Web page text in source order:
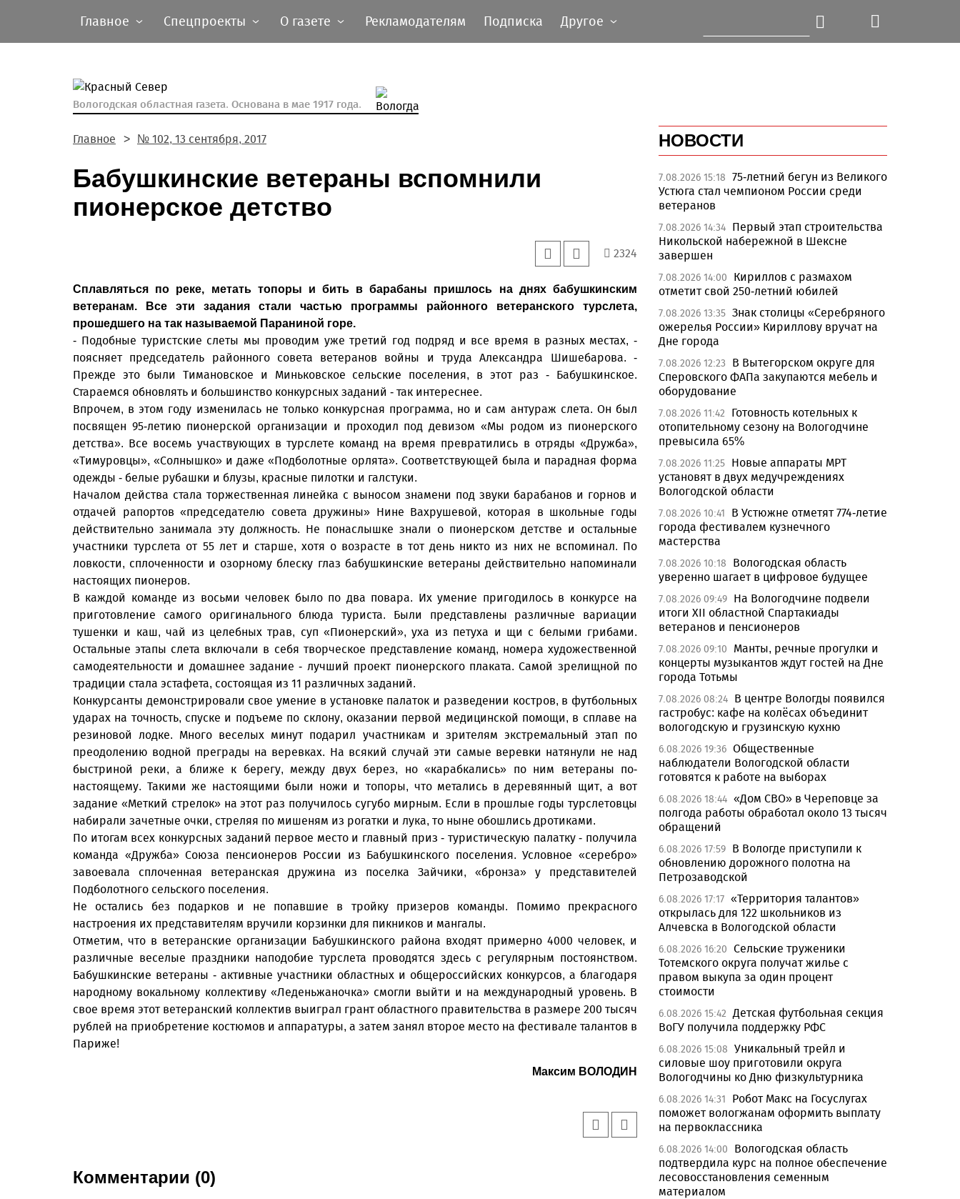
Главное Спецпроекты О газете Рекламодателям Подписка Другое
Вологодская областная газета. Основана в мае 1917 года.
Главное № 102, 13 сентября, 2017
Бабушкинские ветераны вспомнили
пионерское детство
2324
Сплавляться по реке, метать топоры и бить в барабаны пришлось на днях бабушкинским
ветеранам. Все эти задания стали частью программы районного ветеранского турслета,
прошедшего на так называемой Параниной горе.
- Подобные туристские слеты мы проводим уже третий год подряд и все время в разных местах, -
поясняет председатель районного совета ветеранов войны и труда Александра Шишебарова. -
Прежде это были Тимановское и Миньковское сельские поселения, в этот раз - Бабушкинское.
Стараемся обновлять и большинство конкурсных заданий - так интереснее.
Впрочем, в этом году изменилась не только конкурсная программа, но и сам антураж слета. Он был
посвящен 95-летию пионерской организации и проходил под девизом «Мы родом из пионерского
детства». Все восемь участвующих в турслете команд на время превратились в отряды «Дружба»,
«Тимуровцы», «Солнышко» и даже «Подболотные орлята». Соответствующей была и парадная форма
одежды - белые рубашки и блузы, красные пилотки и галстуки.
Началом действа стала торжественная линейка с выносом знамени под звуки барабанов и горнов и
отдачей рапортов «председателю совета дружины» Нине Вахрушевой, которая в школьные годы
действительно занимала эту должность. Не понаслышке знали о пионерском детстве и остальные
участники турслета от 55 лет и старше, хотя о возрасте в тот день никто из них не вспоминал. По
ловкости, сплоченности и озорному блеску глаз бабушкинские ветераны действительно напоминали
настоящих пионеров.
В каждой команде из восьми человек было по два повара. Их умение пригодилось в конкурсе на
приготовление самого оригинального блюда туриста. Были представлены различные вариации
тушенки и каш, чай из целебных трав, суп «Пионерский», уха из петуха и щи с белыми грибами.
Остальные этапы слета включали в себя творческое представление команд, номера художественной
самодеятельности и домашнее задание - лучший проект пионерского плаката. Самой зрелищной по
традиции стала эстафета, состоящая из 11 различных заданий.
Конкурсанты демонстрировали свое умение в установке палаток и разведении костров, в футбольных
ударах на точность, спуске и подъеме по склону, оказании первой медицинской помощи, в сплаве на
резиновой лодке. Много веселых минут подарил участникам и зрителям экстремальный этап по
преодолению водной преграды на веревках. На всякий случай эти самые веревки натянули не над
быстриной реки, а ближе к берегу, между двух берез, но «карабкались» по ним ветераны по-
настоящему. Такими же настоящими были ножи и топоры, что метались в деревянный щит, а вот
задание «Меткий стрелок» на этот раз получилось сугубо мирным. Если в прошлые годы турслетовцы
набирали зачетные очки, стреляя по мишеням из рогатки и лука, то ныне обошлись дротиками.
По итогам всех конкурсных заданий первое место и главный приз - туристическую палатку - получила
команда «Дружба» Союза пенсионеров России из Бабушкинского поселения. Условное «серебро»
завоевала сплоченная ветеранская дружина из поселка Зайчики, «бронза» у представителей
Подболотного сельского поселения.
Не остались без подарков и не попавшие в тройку призеров команды. Помимо прекрасного
настроения их представителям вручили корзинки для пикников и мангалы.
Отметим, что в ветеранские организации Бабушкинского района входят примерно 4000 человек, и
различные веселые праздники наподобие турслета проводятся здесь с регулярным постоянством.
Бабушкинские ветераны - активные участники областных и общероссийских конкурсов, а благодаря
народному вокальному коллективу «Леденьжаночка» смогли выйти и на международный уровень. В
свое время этот ветеранский коллектив выиграл грант областного правительства в размере 200 тысяч
рублей на приобретение костюмов и аппаратуры, а затем занял второе место на фестивале талантов в
Париже!
Максим ВОЛОДИН
Комментарии (0)
НОВОСТИ
7.08.2026 15:18 75-летний бегун из Великого
Устюга стал чемпионом России среди
ветеранов
7.08.2026 14:34 Первый этап строительства
Никольской набережной в Шексне
завершен
7.08.2026 14:00
Кириллов с размахом
отметит свой 250-летний юбилей
7.08.2026 13:35 Знак столицы «Серебряного
ожерелья России» Кириллову вручат на
Дне города
7.08.2026 12:23
В Вытегорском округе для
Сперовского ФАПа закупаются мебель и
оборудование
7.08.2026 11:42
Готовность котельных к
отопительному сезону на Вологодчине
превысила 65%
7.08.2026 11:25 Новые аппараты МРТ
установят в двух медучреждениях
Вологодской области
7.08.2026 10:41
В Устюжне отметят 774-летие
города фестивалем кузнечного
мастерства
7.08.2026 10:18
Вологодская область
уверенно шагает в цифровое будущее
7.08.2026 09:49 На Вологодчине подвели
итоги XII областной Спартакиады
ветеранов и пенсионеров
7.08.2026 09:10
Манты, речные прогулки и
концерты музыкантов ждут гостей на Дне
города Тотьмы
7.08.2026 08:24 В центре Вологды появился
гастробус: кафе на колёсах объединит
вологодскую и грузинскую кухню
6.08.2026 19:36 Общественные
наблюдатели Вологодской области
готовятся к работе на выборах
6.08.2026 18:44 «Дом СВО» в Череповце за
полгода работы обработал около 13 тысяч
обращений
6.08.2026 17:59 В Вологде приступили к
обновлению дорожного полотна на
Петрозаводской
6.08.2026 17:17 «Территория талантов»
открылась для 122 школьников из
Алчевска в Вологодской области
6.08.2026 16:20 Сельские труженики
Тотемского округа получат жилье с
правом выкупа за один процент
стоимости
6.08.2026 15:42 Детская футбольная секция
ВоГУ получила поддержку РФС
6.08.2026 15:08 Уникальный трейл и
силовые шоу приготовили округа
Вологодчины ко Дню физкультурника
6.08.2026 14:31
Робот Макс на Госуслугах
поможет вологжанам оформить выплату
на первоклассника
6.08.2026 14:00
Вологодская область
подтвердила курс на полное обеспечение
лесовосстановления семенным
материалом